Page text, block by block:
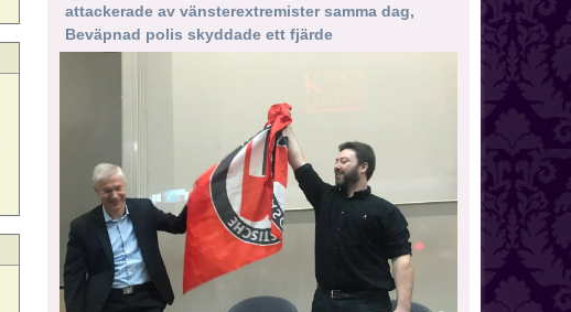
attackerade av vänsterextremister samma dag,
Beväpnad polis skyddade ett fjärde